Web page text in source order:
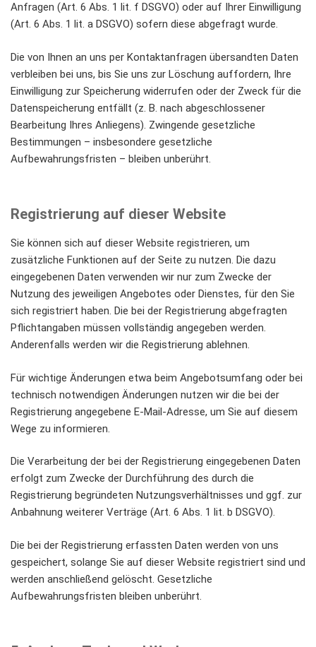
Anfragen (Art. 6 Abs. 1 lit. f DSGVO) oder auf Ihrer Einwilligung
(Art. 6 Abs. 1 lit. a DSGVO) sofern diese abgefragt wurde.
Die von Ihnen an uns per Kontaktanfragen übersandten Daten
verbleiben bei uns, bis Sie uns zur Löschung auffordern, Ihre
Einwilligung zur Speicherung widerrufen oder der Zweck für die
Datenspeicherung entfällt (z. B. nach abgeschlossener
Bearbeitung Ihres Anliegens). Zwingende gesetzliche
Bestimmungen – insbesondere gesetzliche
Aufbewahrungsfristen – bleiben unberührt.
Registrierung auf dieser Website
Sie können sich auf dieser Website registrieren, um
zusätzliche Funktionen auf der Seite zu nutzen. Die dazu
eingegebenen Daten verwenden wir nur zum Zwecke der
Nutzung des jeweiligen Angebotes oder Dienstes, für den Sie
sich registriert haben. Die bei der Registrierung abgefragten
Pflichtangaben müssen vollständig angegeben werden.
Anderenfalls werden wir die Registrierung ablehnen.
Für wichtige Änderungen etwa beim Angebotsumfang oder bei
technisch notwendigen Änderungen nutzen wir die bei der
Registrierung angegebene E-Mail-Adresse, um Sie auf diesem
Wege zu informieren.
Die Verarbeitung der bei der Registrierung eingegebenen Daten
erfolgt zum Zwecke der Durchführung des durch die
Registrierung begründeten Nutzungsverhältnisses und ggf. zur
Anbahnung weiterer Verträge (Art. 6 Abs. 1 lit. b DSGVO).
Die bei der Registrierung erfassten Daten werden von uns
gespeichert, solange Sie auf dieser Website registriert sind und
werden anschließend gelöscht. Gesetzliche
Aufbewahrungsfristen bleiben unberührt.